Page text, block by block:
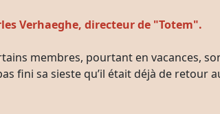
Verhaeghe, directeur de "Totem".
membres, pourtant en vacances,
fini sa sieste qu’il était déjà de retour